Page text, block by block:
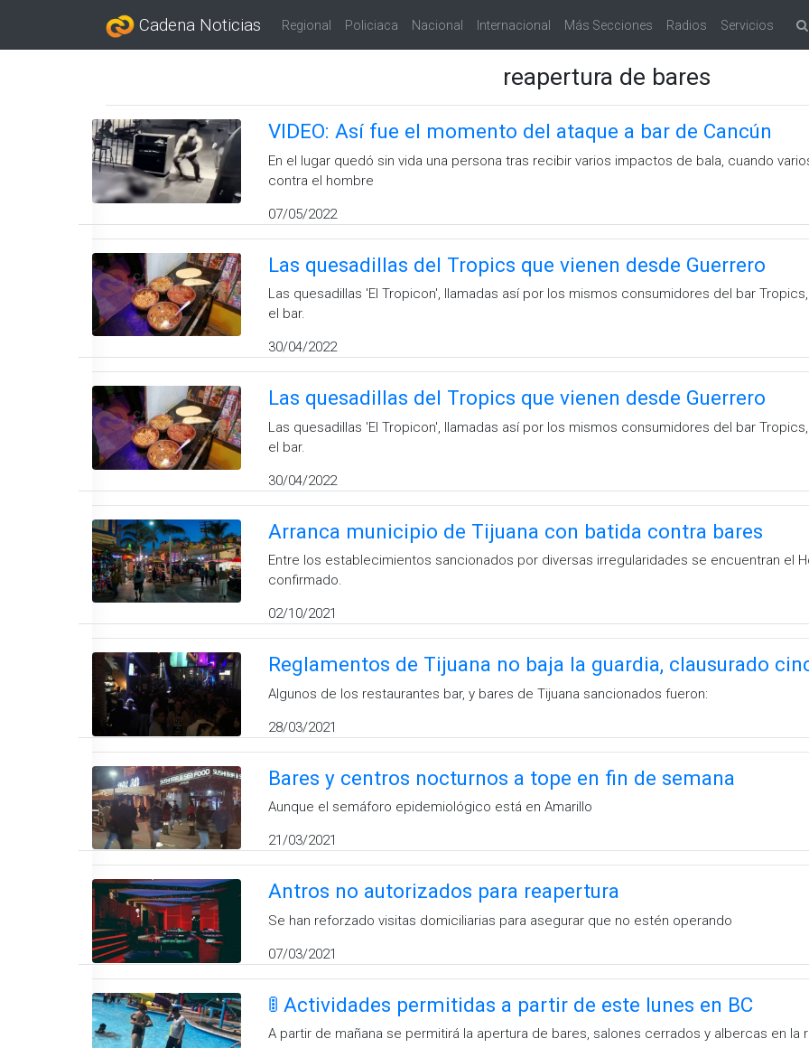
Cadena Noticias Regional Policiaca Nacional Internacional Más Secciones Radios Servicios
reapertura de bares
VIDEO: Así fue el momento del ataque a bar de Cancún
En el lugar quedó sin vida una persona tras recibir varios impactos de bala, cuando
contra el hombre
07/05/2022
Las quesadillas del Tropics que vienen desde Guerrero
Las quesadillas 'El Tropicon', llamadas así por los mismos consumidores del bar
el bar.
30/04/2022
Las quesadillas del Tropics que vienen desde Guerrero
Las quesadillas 'El Tropicon', llamadas así por los mismos consumidores del bar
el bar.
30/04/2022
Arranca municipio de Tijuana con batida contra bares
Entre los establecimientos sancionados por diversas irregularidades se encuentran el
confirmado.
02/10/2021
Reglamentos de Tijuana no baja la guardia, clausurado
Algunos de los restaurantes bar, y bares de Tijuana sancionados fueron:
28/03/2021
Bares y centros nocturnos a tope en fin de semana
Aunque el semáforo epidemiológico está en Amarillo
21/03/2021
Antros no autorizados para reapertura
Se han reforzado visitas domiciliarias para asegurar que no estén operando
07/03/2021
🚦 Actividades permitidas a partir de este lunes en BC
A partir de mañana se permitirá la apertura de bares, salones cerrados y albercas en la